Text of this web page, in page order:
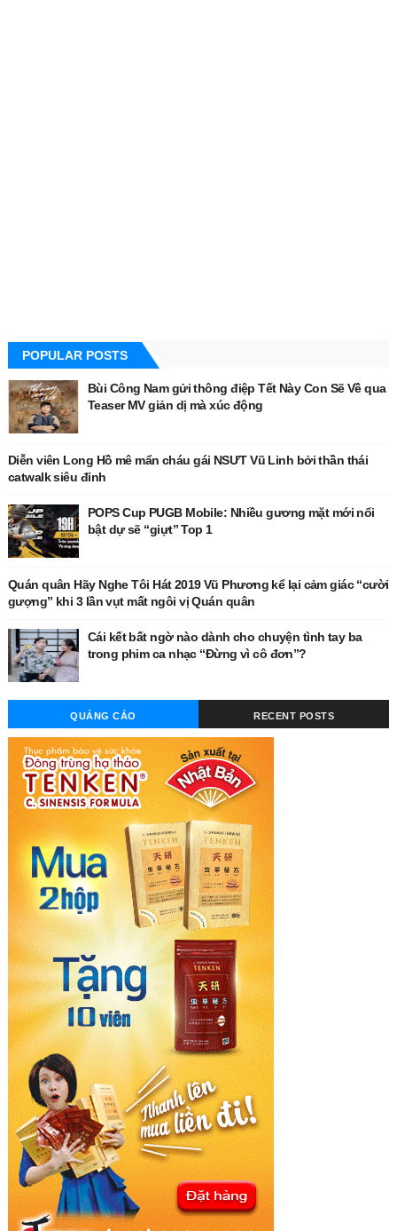
POPULAR POSTS
Bùi Công Nam gửi thông điệp Tết Này Con Sẽ Về qua
Teaser MV giản dị mà xúc động
Diễn viên Long Hồ mê mẩn cháu gái NSƯT Vũ Linh bởi thần thái
catwalk siêu đỉnh
POPS Cup PUGB Mobile: Nhiều gương mặt mới nổi
bật dự sẽ “giựt” Top 1
Quán quân Hãy Nghe Tôi Hát 2019 Vũ Phương kể lại cảm giác “cười
gượng” khi 3 lần vụt mất ngôi vị Quán quân
Cái kết bất ngờ nào dành cho chuyện tình tay ba
trong phim ca nhạc “Đừng vì cô đơn”?
QUẢNG CÁO RECENT POSTS